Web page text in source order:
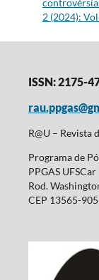
2 (2024):
ISSN: 2175-
R@U – Revista
Programa de
PPGAS UFSCar
Rod.
CEP 13565-